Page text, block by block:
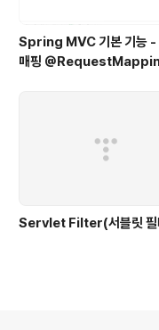
Spring MVC 기본 기능 -
매핑
Servlet Filter(서블릿 필